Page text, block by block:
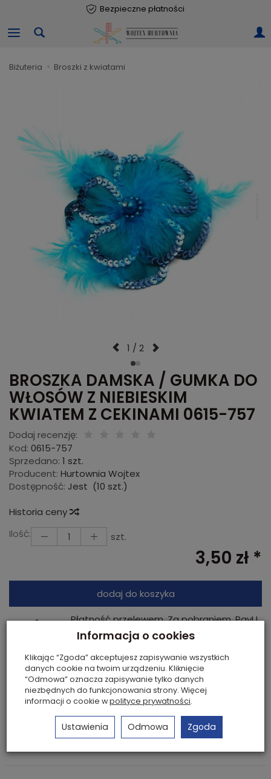
Bezpieczne płatności
biżuteria broszki z kwiatami
1 / 2
BROSZKA DAMSKA / GUMKA DO
WŁOSÓW Z NIEBIESKIM
KWIATEM Z CEKINAMI 0615-757
Dodaj recenzję:
Kod: 0615-757
Sprzedano: 1 szt.
Producent: Hurtownia Wojtex
Dostępność: Jest (10 szt.)
Historia ceny
Ilość:
szt.
3,50 zł *
dodaj do koszyka
Płatność przelewem, Za pobraniem, PayU,
Przelewy24, PayPro
Szybkie płatności Blik.
BROSZKA / GUMKA KWIAT Z CEKINAMI I PIÓRKAMI
Cena za sztukę
Kolor: niebieski
Średnica: 9 cm
Średnica: gumki: 5 cm
Informacja o cookies
Klikając “Zgoda” akceptujesz zapisywanie wszystkich
danych cookie na twoim urządzeniu. Kliknięcie
“Odmowa” oznacza zapisywanie tylko danych
niezbędnych do funkcjonowania strony. Więcej
informacji o cookie wpolityce prywatności.
Ustawienia Odmowa Zgoda